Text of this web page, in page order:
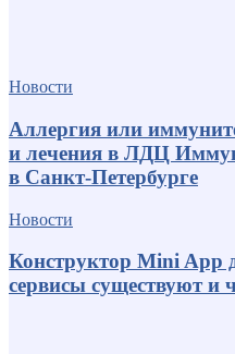
Новости
Аллергия или
и лечения в ЛДЦ
в Санкт-Петербурге
Новости
Конструктор Mini App
сервисы существуют и